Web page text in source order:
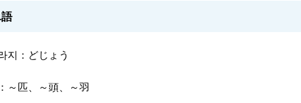
지：どじょう
～匹、～頭、～羽